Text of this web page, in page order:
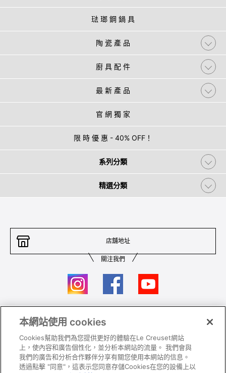
琺 瑯 鋼 鍋 具
陶 瓷 產 品
廚 具 配 件
最 新 產 品
官 網 獨 家
限 時 優 惠 - 40% OFF！
系列分類
精選分類
店舖地址
關注我們
聯絡我們
私隱政策 保養及使用
加入我們 Super MEGA SALE 條款及細則​
本網站使用 cookies
Cookies幫助我們為您提供更好的體驗在Le Creuset網站
上，使內容和廣告個性化，並分析本網站的流量。 我們會與
我們的廣告和分析合作夥伴分享有關您使用本網站的信息。
透過點擊 "同意"，這表示您同意存儲Cookies在您的設備上以